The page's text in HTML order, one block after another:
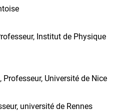
Institut de Physique
Professeur, Université de Nice
université de Rennes